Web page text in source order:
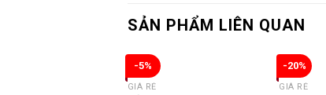
SẢN PHẨM LIÊN QUAN
-5%
GIÁ RẺ
-20%
GIÁ RẺ